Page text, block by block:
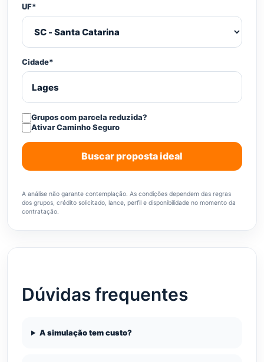
UF*
Cidade*
Grupos com parcela reduzida?
Ativar Caminho Seguro
Buscar proposta ideal
A análise não garante contemplação. As condições dependem das regras
dos grupos, crédito solicitado, lance, perfil e disponibilidade no momento da
contratação.
Dúvidas frequentes
A simulação tem custo?